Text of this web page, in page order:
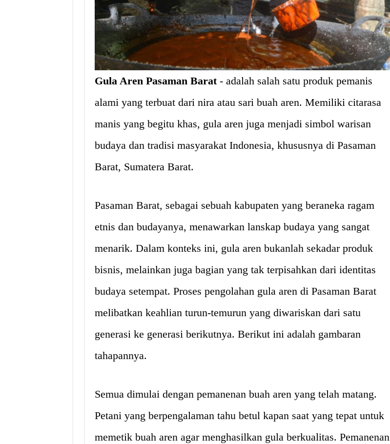
Gula Aren Pasaman Barat- adalah salah satu produk pemanis
alami yang terbuat dari nira atau sari buah aren. Memiliki citarasa
manis yang begitu khas, gula aren juga menjadi simbol warisan
budaya dan tradisi masyarakat Indonesia, khususnya di Pasaman
Barat, Sumatera Barat.
Pasaman Barat, sebagai sebuah kabupaten yang beraneka ragam
etnis dan budayanya, menawarkan lanskap budaya yang sangat
menarik. Dalam konteks ini, gula aren bukanlah sekadar produk
bisnis, melainkan juga bagian yang tak terpisahkan dari identitas
budaya setempat. Proses pengolahan gula aren di Pasaman Barat
melibatkan keahlian turun-temurun yang diwariskan dari satu
generasi ke generasi berikutnya. Berikut ini adalah gambaran
tahapannya.
Semua dimulai dengan pemanenan buah aren yang telah matang.
Petani yang berpengalaman tahu betul kapan saat yang tepat untuk
memetik buah aren agar menghasilkan gula berkualitas. Pemanenan